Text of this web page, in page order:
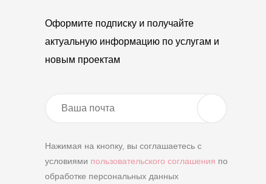
Оформите подписку и получайте
актуальную информацию по услугам и
новым проектам
Нажимая на кнопку, вы соглашаетесь с
условиями пользовательского соглашения по
обработке персональных данных